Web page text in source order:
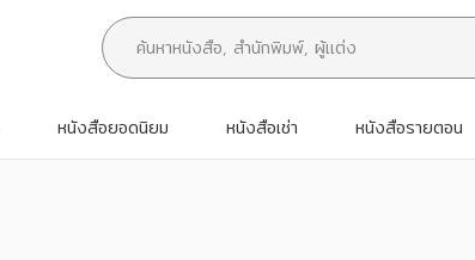
หนังสือยอดนิยม หนังสือเช่า หนังสือรายตอน